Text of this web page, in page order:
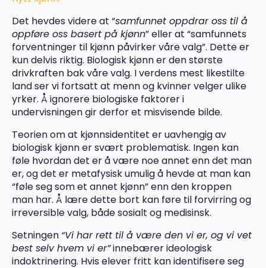
Det hevdes videre at “samfunnet oppdrar oss til å
oppføre oss basert på kjønn” eller at “samfunnets
forventninger til kjønn påvirker våre valg”. Dette er
kun delvis riktig. Biologisk kjønn er den største
drivkraften bak våre valg. I verdens mest likestilte
land ser vi fortsatt at menn og kvinner velger ulike
yrker. Å ignorere biologiske faktorer i
undervisningen gir derfor et misvisende bilde.
Teorien om at kjønnsidentitet er uavhengig av
biologisk kjønn er svært problematisk. Ingen kan
føle hvordan det er å være noe annet enn det man
er, og det er metafysisk umulig å hevde at man kan
“føle seg som et annet kjønn” enn den kroppen
man har. Å lære dette bort kan føre til forvirring og
irreversible valg, både sosialt og medisinsk.
Setningen “Vi har rett til å være den vi er, og vi vet
best selv hvem vi er”innebærer ideologisk
indoktrinering. Hvis elever fritt kan identifisere seg